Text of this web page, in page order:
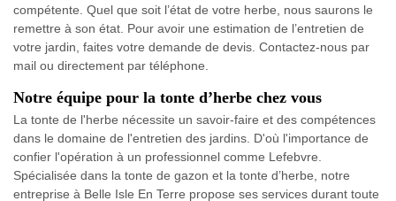
compétente. Quel que soit l’état de votre herbe, nous saurons le
remettre à son état. Pour avoir une estimation de l’entretien de
votre jardin, faites votre demande de devis. Contactez-nous par
mail ou directement par téléphone.
Notre équipe pour la tonte d’herbe chez vous
La tonte de l'herbe nécessite un savoir-faire et des compétences
dans le domaine de l'entretien des jardins. D'où l'importance de
confier l'opération à un professionnel comme Lefebvre.
Spécialisée dans la tonte de gazon et la tonte d’herbe, notre
entreprise à Belle Isle En Terre propose ses services durant toute